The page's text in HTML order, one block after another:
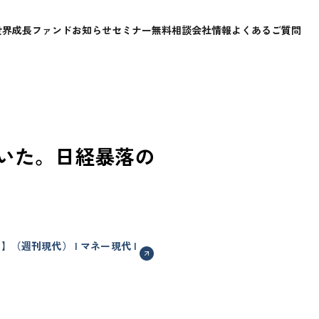
成長ファンドお知らせセミナー無料相談会社情報よくあるご質問
た。日経暴落の
（週刊現代） | マネー現代 |